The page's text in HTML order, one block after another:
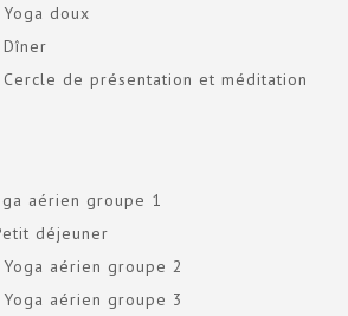
doux
de présentation et méditation
aérien groupe 1
déjeuner
aérien groupe 2
aérien groupe 3